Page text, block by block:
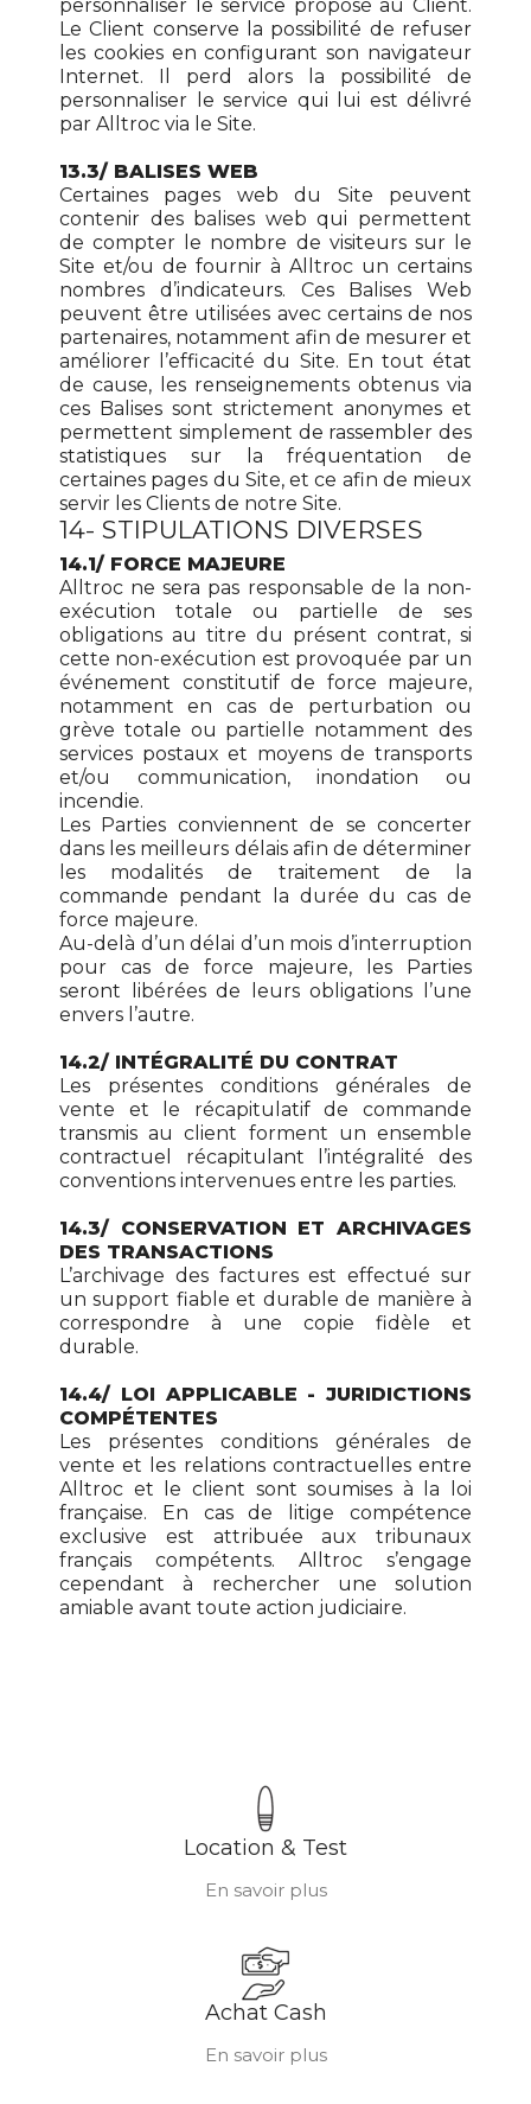
personnaliser le service proposé au Client.
Le Client conserve la possibilité de refuser
les cookies en configurant son navigateur
Internet. Il perd alors la possibilité de
personnaliser le service qui lui est délivré
par Alltroc via le Site.
13.3/ BALISES WEB
Certaines pages web du Site peuvent
contenir des balises web qui permettent
de compter le nombre de visiteurs sur le
Site et/ou de fournir à Alltroc un certains
nombres d’indicateurs. Ces Balises Web
peuvent être utilisées avec certains de nos
partenaires, notamment afin de mesurer et
améliorer l’efficacité du Site. En tout état
de cause, les renseignements obtenus via
ces Balises sont strictement anonymes et
permettent simplement de rassembler des
statistiques sur la fréquentation de
certaines pages du Site, et ce afin de mieux
servir les Clients de notre Site.
14- STIPULATIONS DIVERSES
14.1/ FORCE MAJEURE
Alltroc ne sera pas responsable de la non-
exécution totale ou partielle de ses
obligations au titre du présent contrat, si
cette non-exécution est provoquée par un
événement constitutif de force majeure,
notamment en cas de perturbation ou
grève totale ou partielle notamment des
services postaux et moyens de transports
et/ou communication, inondation ou
incendie.
Les Parties conviennent de se concerter
dans les meilleurs délais afin de déterminer
les modalités de traitement de la
commande pendant la durée du cas de
force majeure.
Au-delà d’un délai d’un mois d’interruption
pour cas de force majeure, les Parties
seront libérées de leurs obligations l’une
envers l’autre.
14.2/ INTÉGRALITÉ DU CONTRAT
Les présentes conditions générales de
vente et le récapitulatif de commande
transmis au client forment un ensemble
contractuel récapitulant l’intégralité des
conventions intervenues entre les parties.
14.3/ CONSERVATION ET ARCHIVAGES
DES TRANSACTIONS
L’archivage des factures est effectué sur
un support fiable et durable de manière à
correspondre à une copie fidèle et
durable.
14.4/ LOI APPLICABLE - JURIDICTIONS
COMPÉTENTES
Les présentes conditions générales de
vente et les relations contractuelles entre
Alltroc et le client sont soumises à la loi
française. En cas de litige compétence
exclusive est attribuée aux tribunaux
français compétents. Alltroc s’engage
cependant à rechercher une solution
amiable avant toute action judiciaire.
Location & Test
En savoir plus
Achat Cash
En savoir plus